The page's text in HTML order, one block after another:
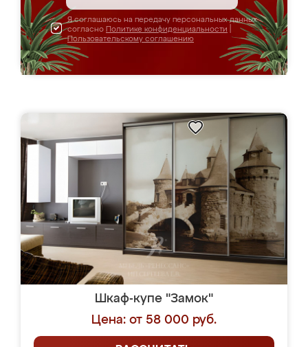
Я соглашаюсь на передачу персональных данных
согласно Политике конфиденциальности
Пользовательскому соглашению
Шкаф-купе "Замок"
Цена: от 58 000 руб.